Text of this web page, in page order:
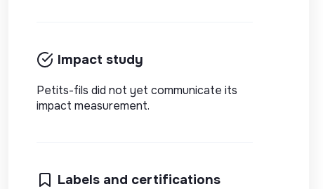
Impact study
Petits-fils did not yet communicate its
impact measurement.
Labels and certifications